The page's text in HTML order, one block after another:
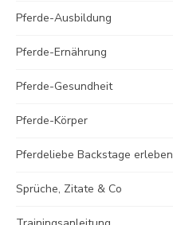
Pferde-Ausbildung
Pferde-Ernährung
Pferde-Gesundheit
Pferde-Körper
Pferdeliebe Backstage erleben
Sprüche, Zitate & Co